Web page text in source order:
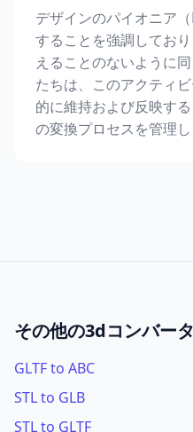
デザインのパイオニア
することを強調してお
えることのないように
たちは、このアクティ
的に維持および反映す
の変換プロセスを管理し
その他の3dコンバー
GLTF to ABC
STL to GLB
STL to GLTF